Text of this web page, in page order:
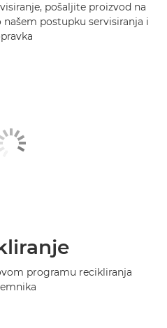
pošaljite proizvod na
našem postupku servisiranja i
programu recikliranja